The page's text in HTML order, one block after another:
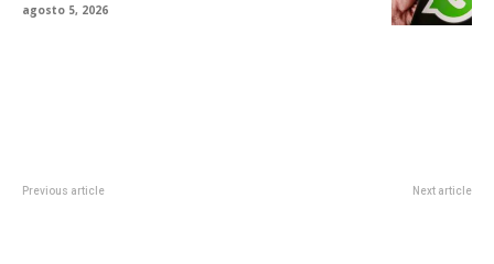
agosto 5, 2026
Previous article Next article